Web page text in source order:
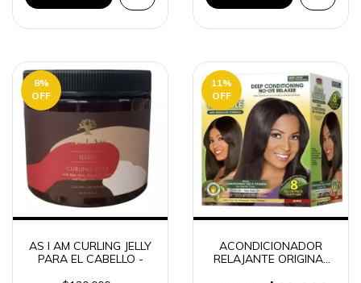
8%
OFF
AS I AM CURLING JELLY
PARA EL CABELLO -
11%
OFF
ACONDICIONADOR
RELAJANTE ORIGINAL